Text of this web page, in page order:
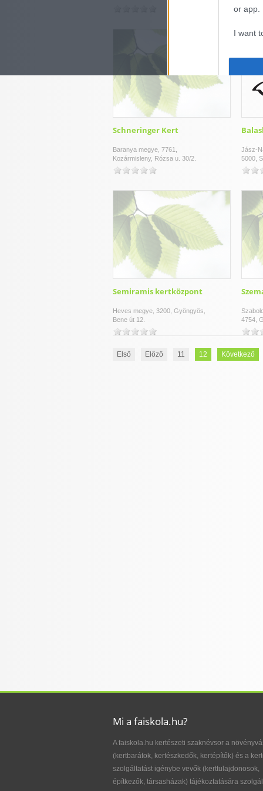
or app.
I want
I want
Schneringer Kert
Baranya megye, 7761,
Kozármisleny, Rózsa u. 30/2.
Jász-
5000,
Semiramis kertközpont
Heves megye, 3200, Gyöngyös,
Bene út 12.
4754,
Első Előző 11 12 Következő
Mi a faiskola.hu?
A faiskola.hu kertészeti szaknévsor a
(kertbarátok, kertészkedők, kertépítők) és a
szolgáltatást igénybe vevők (kerttulajdonosok,
építkezők, társasházak) tájékoztatására